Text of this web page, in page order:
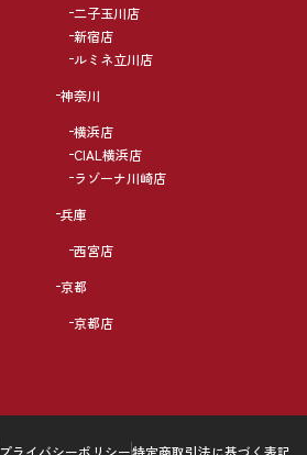
二子玉川店
新宿店
ルミネ立川店
神奈川
横浜店
CIAL横浜店
ラゾーナ川崎店
兵庫
西宮店
京都
京都店
プライバシーポリシー特定商取引法に基づく表記